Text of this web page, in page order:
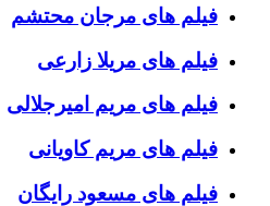
فیلم های مرجان محتشم
فیلم های مریلا زارعی
فیلم های مریم امیرجلالی
فیلم های مریم کاویانی
فیلم های مسعود رایگان